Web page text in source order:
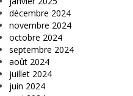
décembre 2024
novembre 2024
octobre 2024
septembre 2024
août 2024
juillet 2024
juin 2024